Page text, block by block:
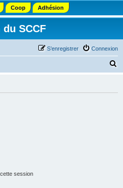
Coop Adhésion
SCCF
Connexion
S’enregistrer
session